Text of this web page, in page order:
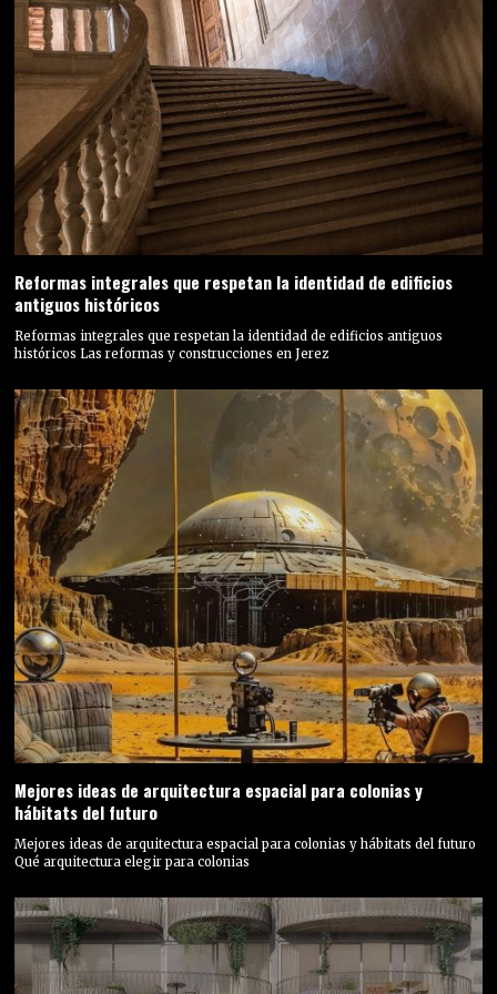
Reformas integrales que respetan la identidad de edificios
antiguos históricos
Reformas integrales que respetan la identidad de edificios antiguos
históricos Las reformas y construcciones en Jerez
Mejores ideas de arquitectura espacial para colonias y
hábitats del futuro
Mejores ideas de arquitectura espacial para colonias y hábitats del futuro
Qué arquitectura elegir para colonias